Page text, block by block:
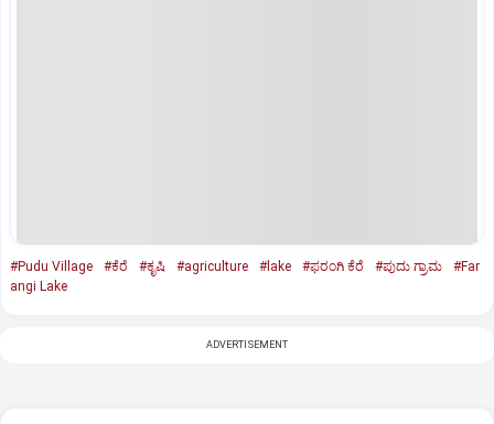
#Pudu Village #ಕೆರೆ #ಕೃಷಿ #agriculture #lake #ಫರಂಗಿ ಕೆರೆ #ಪುದು ಗ್ರಾಮ
#Far
angi Lake
ADVERTISEMENT